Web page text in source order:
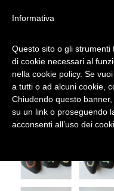
GIOCARE
Informativa
Questo sito o gli
di cookie necessari al
nella cookie policy. Se
a tutti o ad alcuni cookie,
Chiudendo questo
su un link o proseguendo
acconsenti all’uso dei